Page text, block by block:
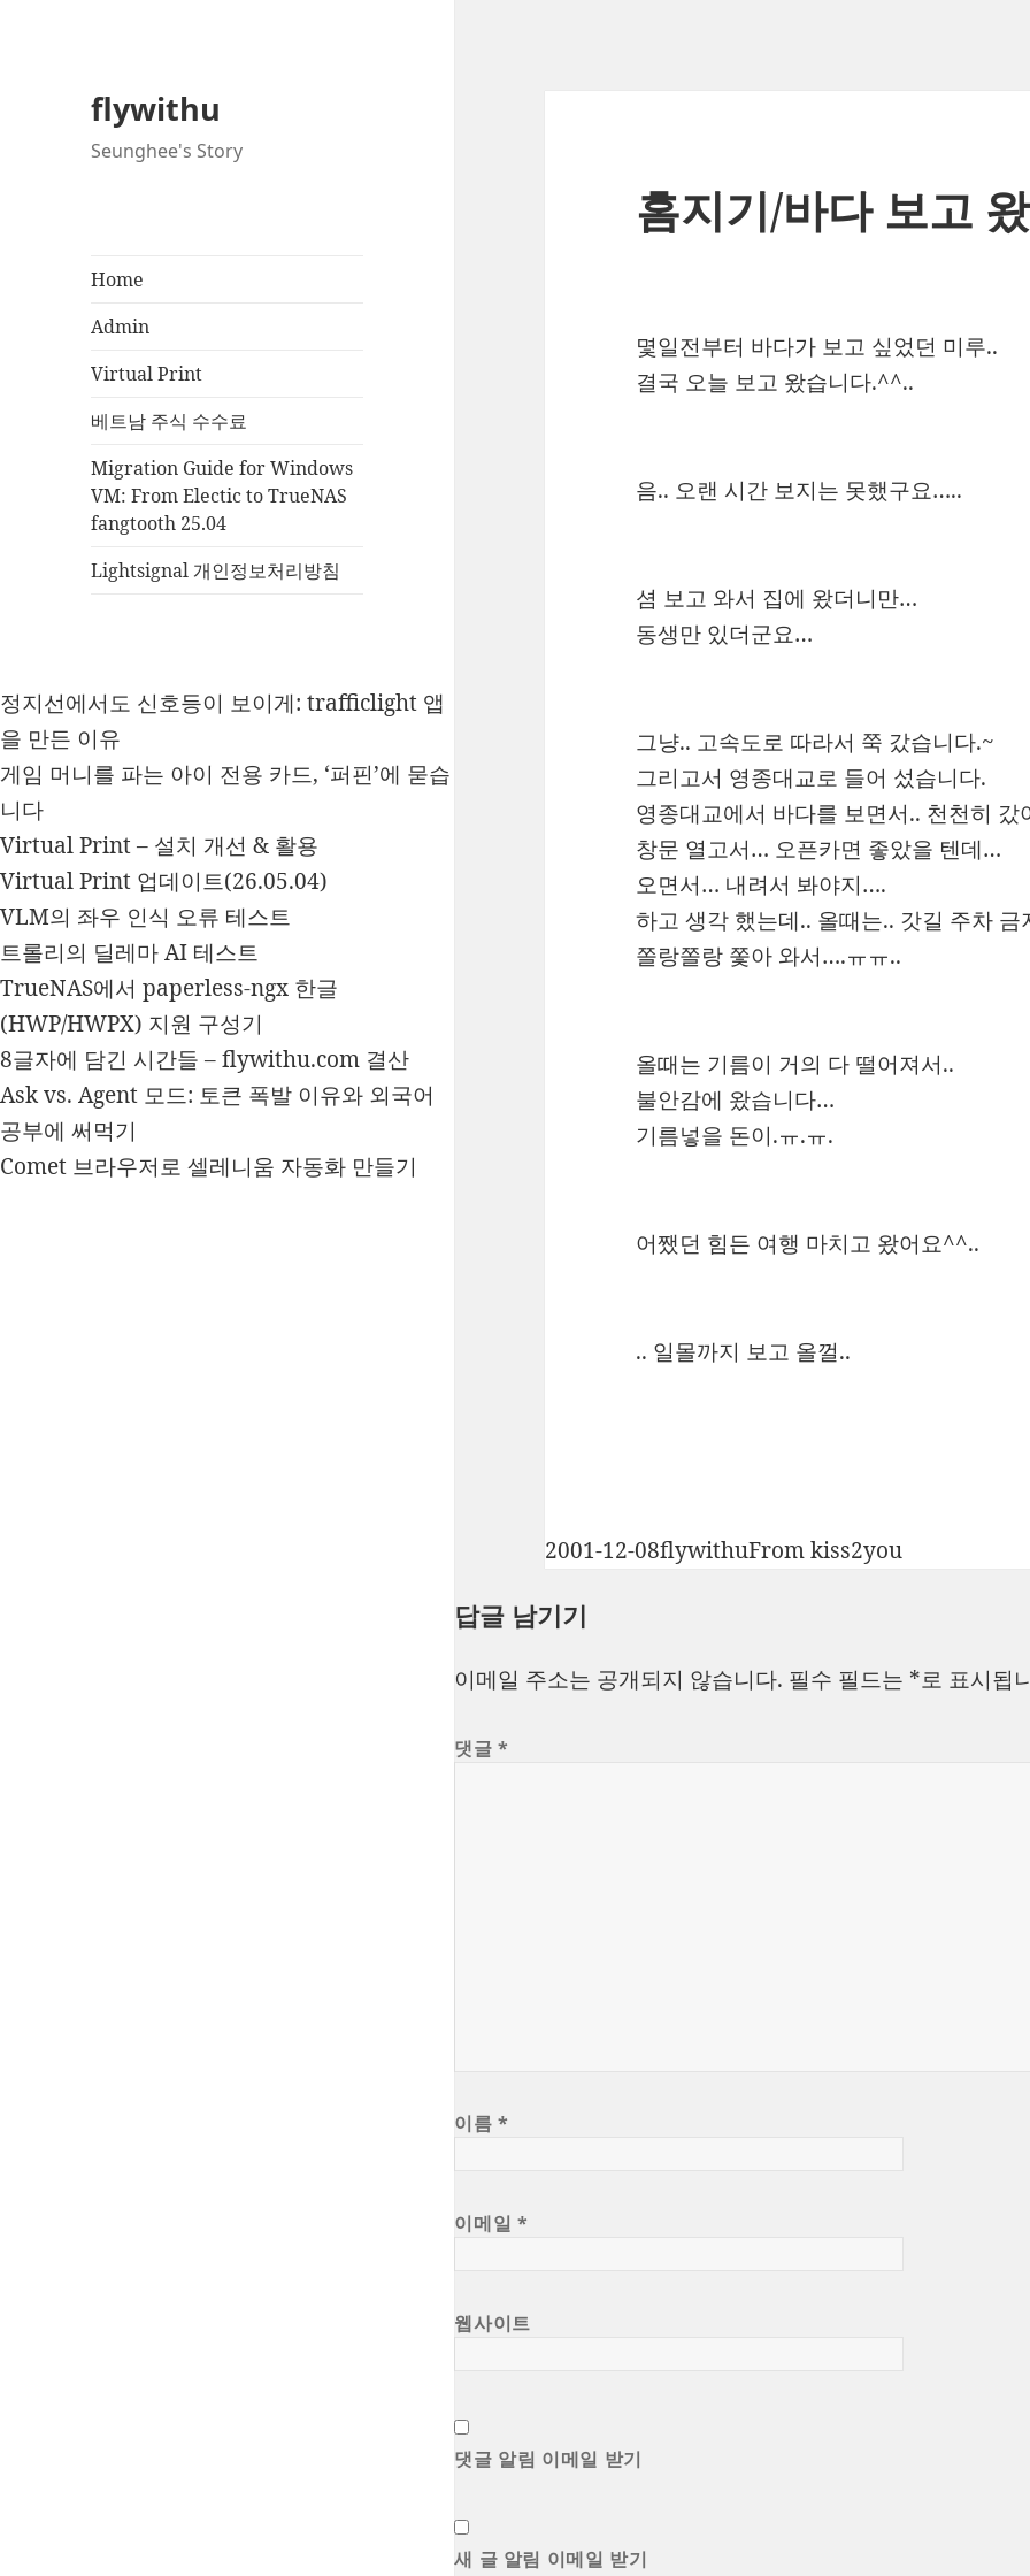
flywithu
Seunghee's Story
Home
Admin
Virtual Print
베트남 주식 수수료
Migration Guide for Windows
VM: From Electic to TrueNAS
fangtooth 25.04
Lightsignal 개인정보처리방침
정지선에서도 신호등이 보이게: trafficlight 앱
을 만든 이유
게임 머니를 파는 아이 전용 카드, ‘퍼핀’에 묻습
니다
Virtual Print – 설치 개선 & 활용
Virtual Print 업데이트(26.05.04)
VLM의 좌우 인식 오류 테스트
트롤리의 딜레마 AI 테스트
TrueNAS에서 paperless-ngx 한글
(HWP/HWPX) 지원 구성기
8글자에 담긴 시간들 – flywithu.com 결산
Ask vs. Agent 모드: 토큰 폭발 이유와 외국어
공부에 써먹기
Comet 브라우저로 셀레니움 자동화 만들기
홈지기/바다 보고
몇일전부터 바다가 보고 싶었던 미루..
결국 오늘 보고 왔습니다.^^..
음.. 오랜 시간 보지는 못했구요…..
셤 보고 와서 집에 왔더니만…
동생만 있더군요…
그냥.. 고속도로 따라서 쭉 갔습니다.~
그리고서 영종대교로 들어 섰습니다.
영종대교에서 바다를 보면서.. 천천히
창문 열고서… 오픈카면 좋았을 텐데…
오면서… 내려서 봐야지….
하고 생각 했는데.. 올때는.. 갓길 주차
쫄랑쫄랑 쫓아 와서….ㅠㅠ..
올때는 기름이 거의 다 떨어져서..
불안감에 왔습니다…
기름넣을 돈이.ㅠ.ㅠ.
어쨌던 힘든 여행 마치고 왔어요^^..
.. 일몰까지 보고 올껄..
작
일
2001-12-08글
flywithu카
From kiss2you
답글 남기기
이메일 주소는 공개되지 않습니다. 필수 필드는 *로 표시됩
댓글*
이름*
이메일 *
웹사이트
댓글 알림 이메일 받기
새 글 알림 이메일 받기